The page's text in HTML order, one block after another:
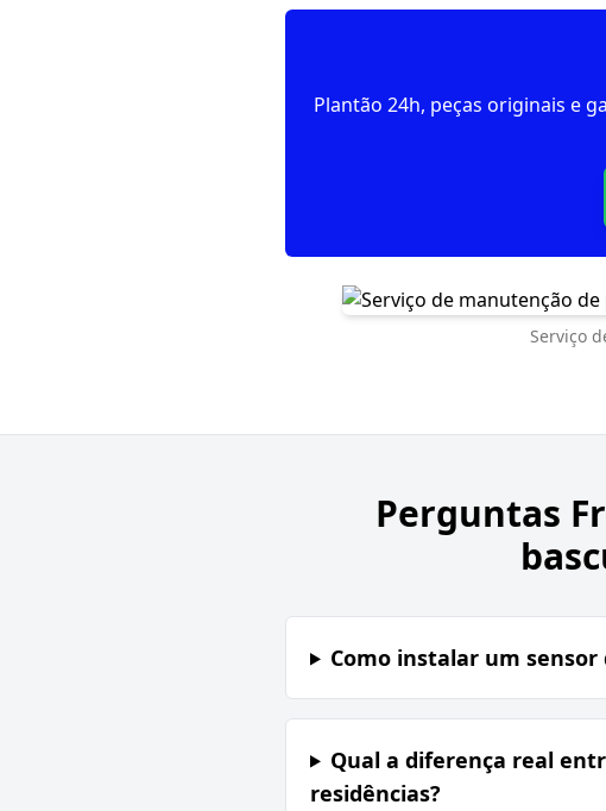
Plantão 24h, peças originais e
Serviço
Perguntas
Como instalar um
Qual a diferença real
residências?